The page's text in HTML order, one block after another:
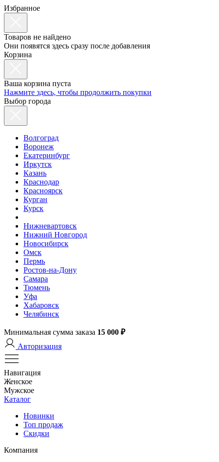
Избранное
Товаров не найдено
Они появятся здесь сразу после добавления
Корзина
Ваша корзина пуста
Нажмите здесь, чтобы продолжить покупки
Выбор города
Волгоград
Воронеж
Екатеринбург
Иркутск
Казань
Краснодар
Красноярск
Курган
Курск
Нижневартовск
Нижний Новгород
Новосибирск
Омск
Пермь
Ростов-на-Дону
Самара
Тюмень
Уфа
Хабаровск
Челябинск
Минимальная сумма заказа 15 000 ₽
Авторизация
Навигация
Женское
Мужское
Каталог
Новинки
Топ продаж
Скидки
Компания